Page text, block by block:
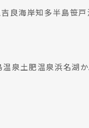
吉良海岸知多半島笹
温泉土肥温泉浜名湖